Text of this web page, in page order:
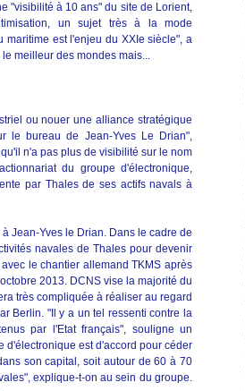
"visibilité à 10 ans" du site de Lorient,
un sujet très à la mode
est l'enjeu du XXIe siècle", a
meilleur des mondes mais...
ou nouer une alliance stratégique
le bureau de Jean-Yves Le Drian",
n'a pas plus de visibilité sur le nom
du groupe d'électronique,
par Thales de ses actifs navals à
Jean-Yves le Drian. Dans le cadre de
navales de Thales pour devenir
le chantier allemand TKMS après
2013. DCNS vise la majorité du
très compliquée à réaliser au regard
Berlin. "Il y a un tel ressenti contre la
par l'Etat français", souligne un
d'électronique est d'accord pour céder
son capital, soit autour de 60 à 70
explique-t-on au sein du groupe.